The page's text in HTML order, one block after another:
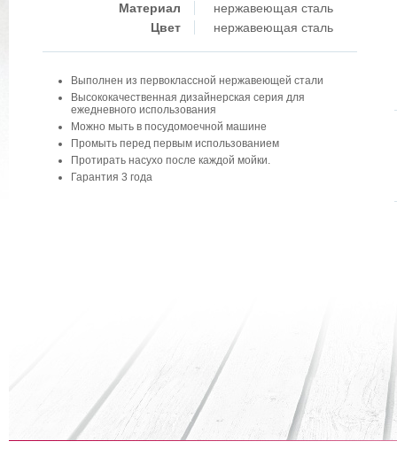
Материал
нержавеющая сталь
Цвет
нержавеющая сталь
Выполнен из первоклассной нержавеющей стали
Высококачественная дизайнерская серия для
ежедневного использования
Можно мыть в посудомоечной машине
Промыть перед первым использованием
Протирать насухо после каждой мойки.
Гарантия 3 года